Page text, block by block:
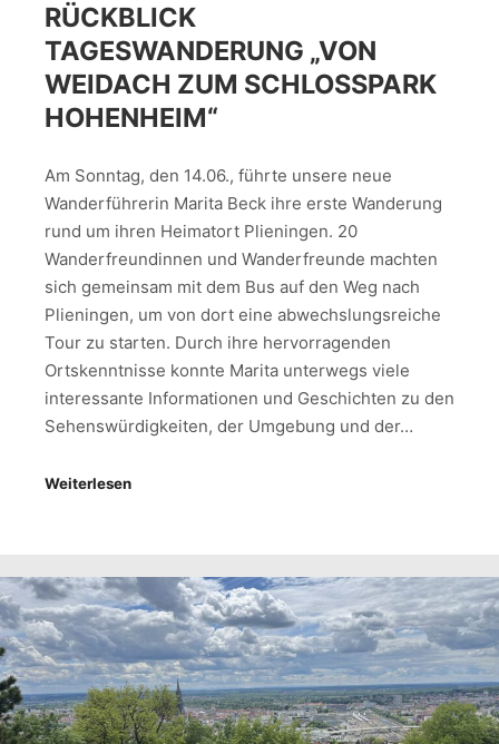
RÜCKBLICK
TAGESWANDERUNG „VON
WEIDACH ZUM SCHLOSSPARK
HOHENHEIM“
Am Sonntag, den 14.06., führte unsere neue
Wanderführerin Marita Beck ihre erste Wanderung
rund um ihren Heimatort Plieningen. 20
Wanderfreundinnen und Wanderfreunde machten
sich gemeinsam mit dem Bus auf den Weg nach
Plieningen, um von dort eine abwechslungsreiche
Tour zu starten. Durch ihre hervorragenden
Ortskenntnisse konnte Marita unterwegs viele
interessante Informationen und Geschichten zu den
Sehenswürdigkeiten, der Umgebung und der…
Weiterlesen